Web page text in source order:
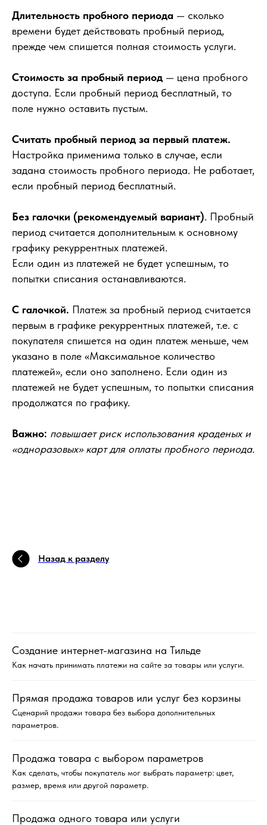
Длительность пробного периода — сколько
времени будет действовать пробный период,
прежде чем спишется полная стоимость услуги.
Стоимость за пробный период — цена пробного
доступа. Если пробный период бесплатный, то
поле нужно оставить пустым.
Считать пробный период за первый платеж.
Настройка применима только в случае, если
задана стоимость пробного периода. Не работает,
если пробный период бесплатный.
Без галочки (рекомендуемый вариант). Пробный
период считается дополнительным к основному
графику рекуррентных платежей.
Если один из платежей не будет успешным, то
попытки списания останавливаются.
С галочкой. Платеж за пробный период считается
первым в графике рекуррентных платежей, т.е. с
покупателя спишется на один платеж меньше, чем
указано в поле «Максимальное количество
платежей», если оно заполнено. Если один из
платежей не будет успешным, то попытки списания
продолжатся по графику.
Важно: повышает риск использования краденых и
«одноразовых» карт для оплаты пробного периода.
Назад к разделу
Создание интернет-магазина на Тильде
Как начать принимать платежи на сайте за товары или услуги.
Прямая продажа товаров или услуг без корзины
Сценарий продажи товара без выбора дополнительных
параметров.
Продажа товара с выбором параметров
Как сделать, чтобы покупатель мог выбрать параметр: цвет,
размер, время или другой параметр.
Продажа одного товара или услуги